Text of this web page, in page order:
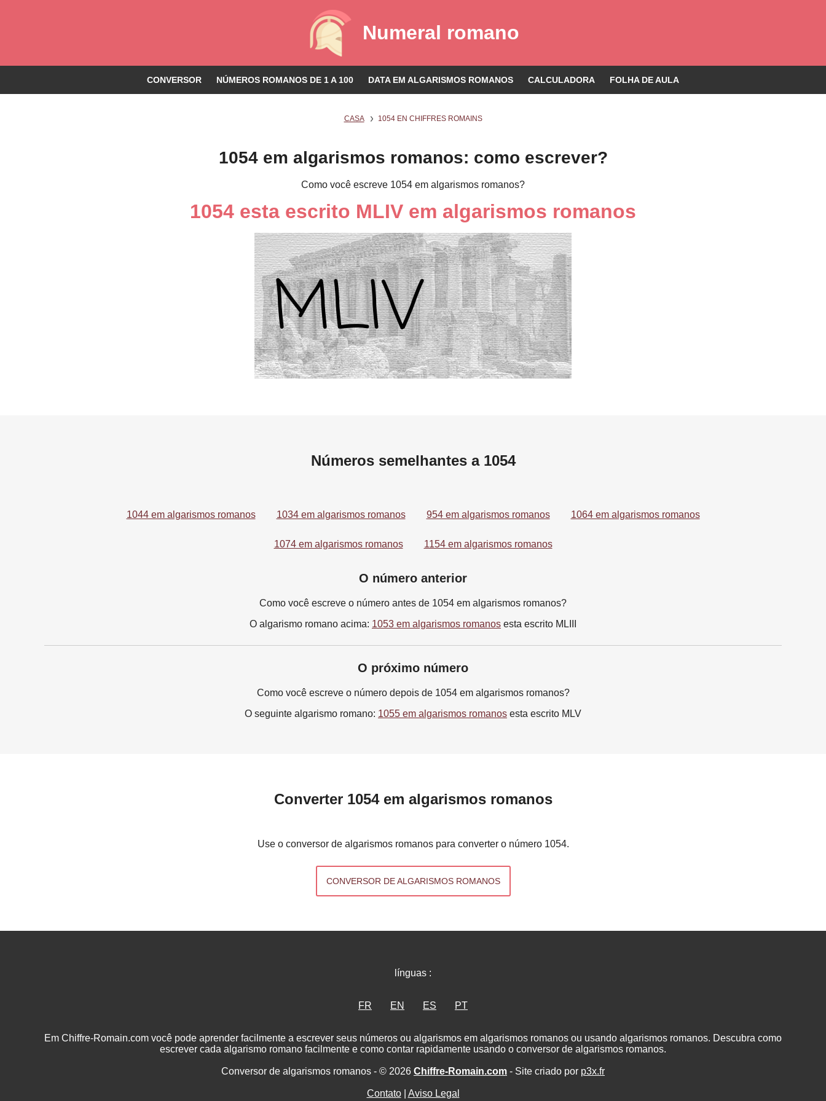
Numeral romano
CONVERSOR NÚMEROS ROMANOS DE 1 A 100 DATA EM ALGARISMOS ROMANOS CALCULADORA FOLHA DE AULA
CASA 1054 EN CHIFFRES ROMAINS
1054 em algarismos romanos: como escrever?
Como você escreve 1054 em algarismos romanos?
1054 esta escrito MLIV em algarismos romanos
Números semelhantes a 1054
1044 em algarismos romanos 1034 em algarismos romanos 954 em algarismos romanos 1064 em algarismos romanos
1074 em algarismos romanos 1154 em algarismos romanos
O número anterior
Como você escreve o número antes de 1054 em algarismos romanos?
O algarismo romano acima: 1053 em algarismos romanos esta escrito MLIII
O próximo número
Como você escreve o número depois de 1054 em algarismos romanos?
O seguinte algarismo romano: 1055 em algarismos romanos esta escrito MLV
Converter 1054 em algarismos romanos
Use o conversor de algarismos romanos para converter o número 1054.
CONVERSOR DE ALGARISMOS ROMANOS
línguas :
FR EN ES PT
Em Chiffre-Romain.com você pode aprender facilmente a escrever seus números ou algarismos em algarismos romanos ou usando algarismos romanos. Descubra como
escrever cada algarismo romano facilmente e como contar rapidamente usando o conversor de algarismos romanos.
Conversor de algarismos romanos - © 2026 Chiffre-Romain.com - Site criado por p3x.fr
Contato| Aviso Legal